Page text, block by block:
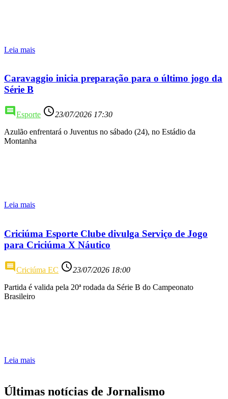
Leia mais
Caravaggio inicia preparação para o último jogo da
Série B
comment Esporte access_time23/07/2026 17:30
Azulão enfrentará o Juventus no sábado (24), no Estádio da
Montanha
Leia mais
Criciúma Esporte Clube divulga Serviço de Jogo
para Criciúma X Náutico
commentCriciúma EC access_time23/07/2026 18:00
Partida é valida pela 20ª rodada da Série B do Campeonato
Brasileiro
Leia mais
Últimas notícias de Jornalismo